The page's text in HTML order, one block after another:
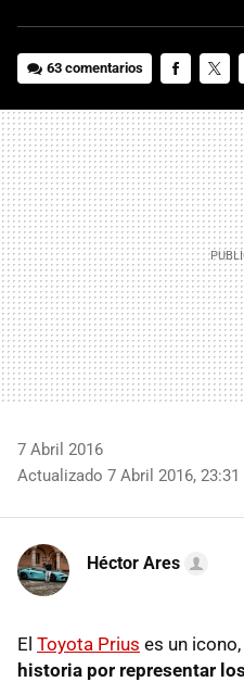
63 comentarios
7 Abril 2016
Actualizado 7 Abril 2016, 23:31
Héctor Ares
El Toyota Prius es un
historia por representar